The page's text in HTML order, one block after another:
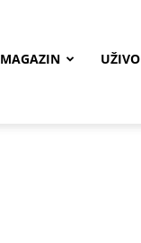
MAGAZIN UŽIVO